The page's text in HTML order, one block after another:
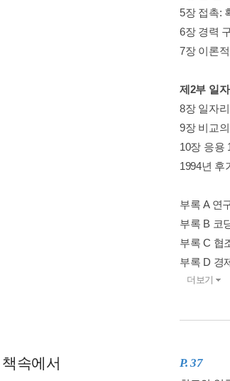
5장 접촉:
6장 경력
7장 이론
제2부 일
8장 일자
9장 비교
10장 응용
1994년 후
부록 A 연
부록 B 코
부록 C 협
부록 D 경
더보기
책속에서 P. 37